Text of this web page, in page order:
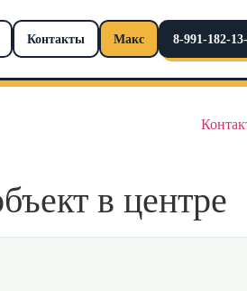
Контакты Макс 8-991-182-
в центре